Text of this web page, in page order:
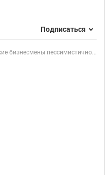
Подписаться
бизнесмены пессимистично...